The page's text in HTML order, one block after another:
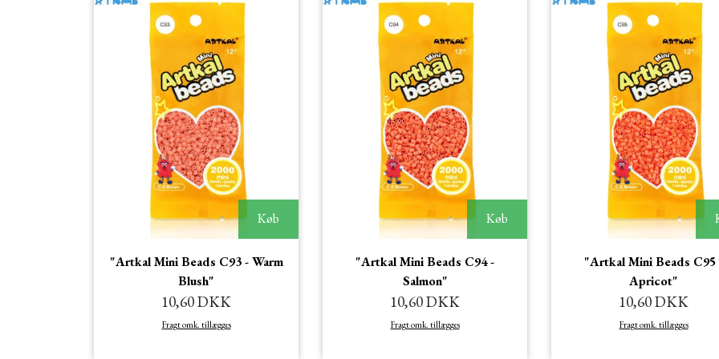
Køb
"Artkal Mini Beads C93 - Warm
Blush"
10,60 DKK
Fragt omk. tillægges
Køb
"Artkal Mini Beads C94 -
Salmon"
10,60 DKK
Fragt omk. tillægges
"Artkal Mini Beads C95
Apricot"
10,60 DKK
Fragt omk. tillægges